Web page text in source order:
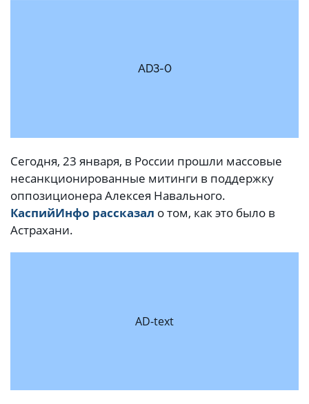
AD3-0
Сегодня, 23 января, в России прошли массовые
несанкционированные митинги в поддержку
оппозиционера Алексея Навального.
КаспийИнфо рассказал о том, как это было в
Астрахани.
AD-text